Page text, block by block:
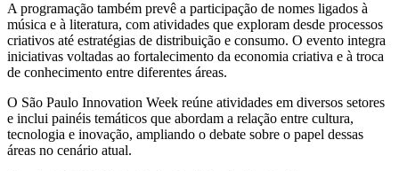
A programação também prevê a participação de nomes ligados à
música e à literatura, com atividades que exploram desde processos
criativos até estratégias de distribuição e consumo. O evento integra
iniciativas voltadas ao fortalecimento da economia criativa e à troca
de conhecimento entre diferentes áreas.
O São Paulo Innovation Week reúne atividades em diversos setores
e inclui painéis temáticos que abordam a relação entre cultura,
tecnologia e inovação, ampliando o debate sobre o papel dessas
áreas no cenário atual.